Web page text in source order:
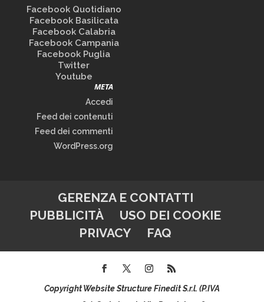
Facebook Quotidiano
Facebook Basilicata
Facebook Calabria
Facebook Campania
Facebook Puglia
Twitter
Youtube
META
Accedi
Feed dei contenuti
Feed dei commenti
WordPress.org
GERENZA E CONTATTI
PUBBLICITÀ
USO DEI COOKIE
PRIVACY
FAQ
Copyright Website Structure Finedit S.r.l. (P.IVA